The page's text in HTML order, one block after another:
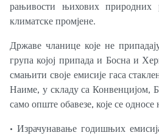
рањивости њихових природних
климатске промјене.
Државе чланице које не
група којој припада и Босна и
смањити своје емисије гаса
Наиме, у складу са Конвенцијом,
само опште обавезе, које се односе
• Израчунавање годишњих